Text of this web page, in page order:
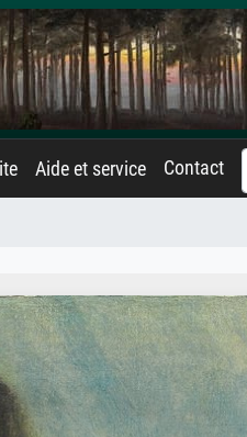
Aide et service Contact